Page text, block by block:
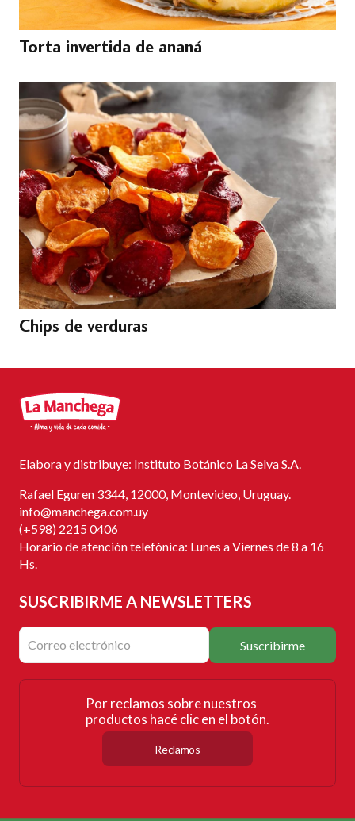
Torta invertida de ananá
Chips de verduras
Elabora y distribuye: Instituto Botánico La Selva S.A.
Rafael Eguren 3344, 12000, Montevideo, Uruguay.
info@manchega.com.uy
(+598) 2215 0406
Horario de atención telefónica: Lunes a Viernes de 8 a 16
Hs.
SUSCRIBIRME A NEWSLETTERS
Suscribirme
Por reclamos sobre nuestros
productos hacé clic en el botón.
Reclamos